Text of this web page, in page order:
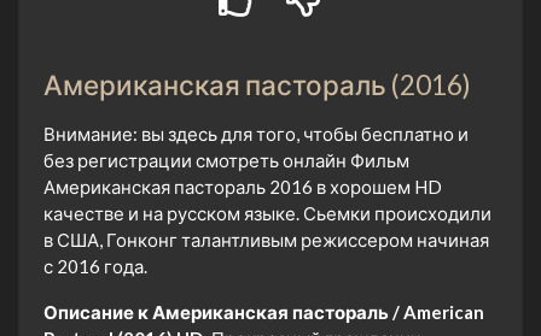
Американская пастораль (2016)
Внимание: вы здесь для того, чтобы бесплатно и
без регистрации смотреть онлайн Фильм
Американская пастораль 2016 в хорошем HD
качестве и на русском языке. Сьемки происходили
в США, Гонконг талантливым режиссером начиная
с 2016 года.
Описание к Американская пастораль / American